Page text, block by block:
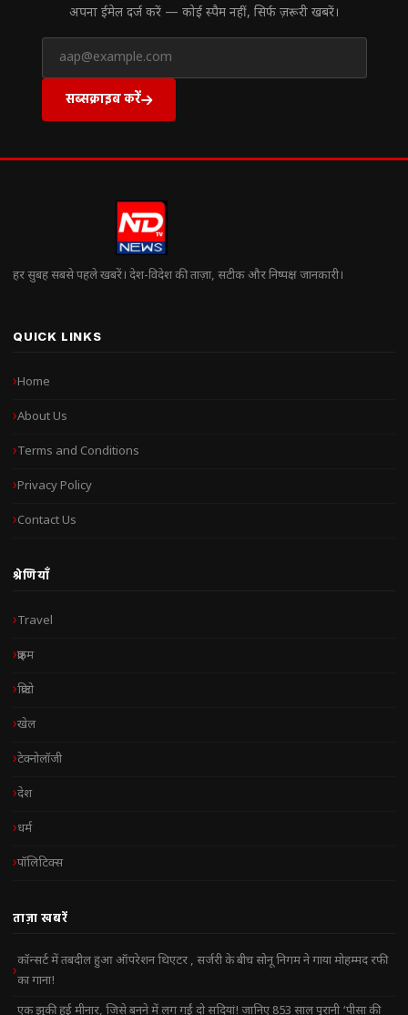
अपना ईमेल दर्ज करें — कोई स्पैम नहीं, सिर्फ ज़रूरी खबरें।
सब्सक्राइब करें
हर सुबह सबसे पहले खबरें। देश-विदेश की ताज़ा, सटीक और निष्पक्ष जानकारी।
QUICK LINKS
Home
About Us
Terms and Conditions
Privacy Policy
Contact Us
श्रेणियाँ
Travel
क्राइम
क्रिप्टो
खेल
टेक्नोलॉजी
देश
धर्म
पॉलिटिक्स
ताज़ा खबरें
कॉन्सर्ट में तबदील हुआ ऑपरेशन थिएटर , सर्जरी के बीच सोनू निगम ने गाया मोहम्मद रफी
का गाना!
एक झुकी हुई मीनार, जिसे बनने में लग गईं दो सदियां! जानिए 853 साल पुरानी ‘पीसा की